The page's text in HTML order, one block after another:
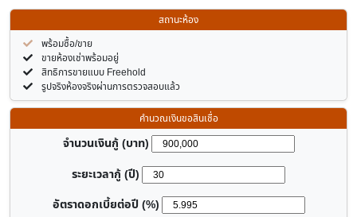
สถานะห้อง
พร้อมซื้อ/ขาย
ขายห้องเช่าพร้อมอยู่
สิทธิการขายแบบ Freehold
รูปจริงห้องจริงผ่านการตรวจสอบแล้ว
คำนวณเงินขอสินเชื่อ
จำนวนเงินกู้ (บาท)
ระยะเวลากู้ (ปี)
อัตราดอกเบี้ยต่อปี (%)